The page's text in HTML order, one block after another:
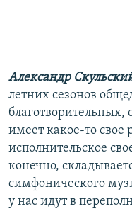
Александр
летних сезонов
имеет какое-то свое
исполнительское
конечно,
симфонического
у нас идут в